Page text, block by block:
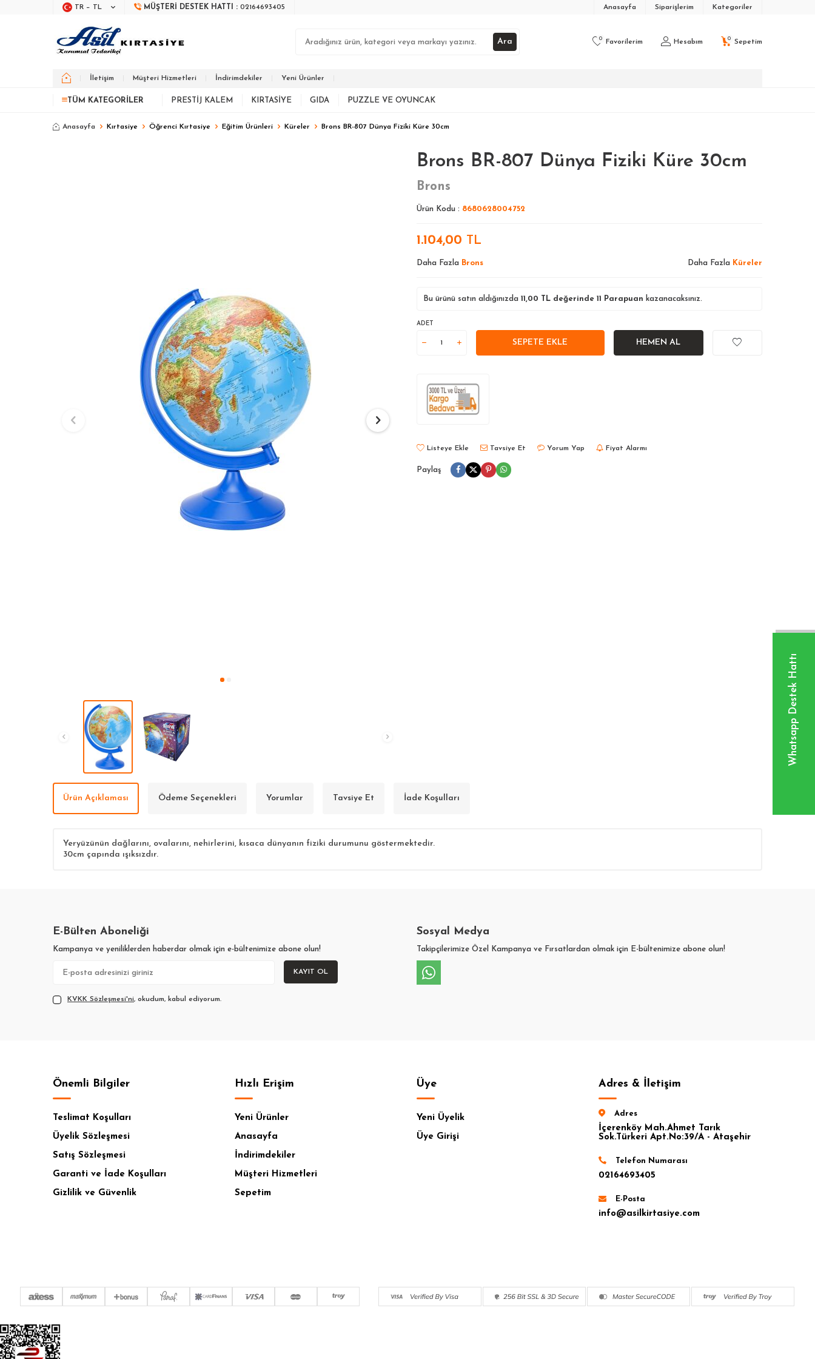
Whatsapp Destek Hattı
TR − TL MÜŞTERI DESTEK HATTI : 02164693405 Anasayfa Siparişlerim Kategoriler
Ara 0 Favorilerim Hesabım 0 Sepetim
İletişim Müşteri Hizmetleri İndirimdekiler Yeni Ürünler
TÜM KATEGORILER PRESTIJ KALEM KIRTASIYE GIDA PUZZLE VE OYUNCAK
Anasayfa Kırtasiye Öğrenci Kırtasiye Eğitim Ürünleri Küreler Brons BR-807 Dünya Fiziki Küre 30cm
Brons BR-807 Dünya Fiziki Küre 30cm
Brons
Ürün Kodu : 8680628004752
1.104,00 TL
Daha Fazla Brons Daha Fazla Küreler
Bu ürünü satın aldığınızda 11,00 TL değerinde 11 Parapuan kazanacaksınız.
ADET
SEPETE EKLE HEMEN AL
Listeye Ekle Tavsiye Et Yorum Yap Fiyat Alarmı
Paylaş
Ürün Açıklaması Ödeme Seçenekleri Yorumlar Tavsiye Et İade Koşulları
Yeryüzünün dağlarını, ovalarını, nehirlerini, kısaca dünyanın fiziki durumunu göstermektedir.
30cm çapında ışıksızdır.
E-Bülten Aboneliği
Kampanya ve yeniliklerden haberdar olmak için e-bültenimize abone olun!
KAYIT OL
KVKK Sözleşmesi'ni, okudum, kabul ediyorum.
Sosyal Medya
Takipçilerimize Özel Kampanya ve Fırsatlardan olmak için E-bültenimize abone olun!
Önemli Bilgiler
Teslimat Koşulları
Üyelik Sözleşmesi
Satış Sözleşmesi
Garanti ve İade Koşulları
Gizlilik ve Güvenlik
Hızlı Erişim
Yeni Ürünler
Anasayfa
İndirimdekiler
Müşteri Hizmetleri
Sepetim
Üye
Yeni Üyelik
Üye Girişi
Adres & İletişim
Adres
İçerenköy Mah.Ahmet Tarık
Sok.Türkeri Apt.No:39/A - Ataşehir
Telefon Numarası
02164693405
E-Posta
info@asilkirtasiye.com